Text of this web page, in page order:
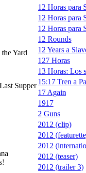
Yard
Supper
12 Horas para
12 Horas para
12 Horas para
12 Rounds
12 Years a
127 Horas
13 Horas: Los
15:17 Tren a
17 Again
1917
2 Guns
2012 (clip)
2012
2012
2012 (teaser)
2012 (trailer 3)